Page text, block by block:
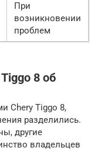
При
возникновении
проблем
8 об
Chery Tiggo 8,
разделились.
другие
владельцев